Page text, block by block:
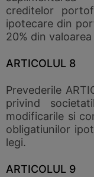
creditelor
ipotecare din
20% din
ARTICOLUL 8
Prevederile
privind
modificarile si
obligatiunilor
legi.
ARTICOLUL 9